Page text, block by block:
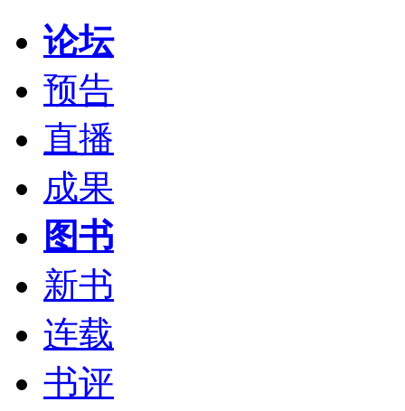
论坛
预告
直播
成果
图书
新书
连载
书评